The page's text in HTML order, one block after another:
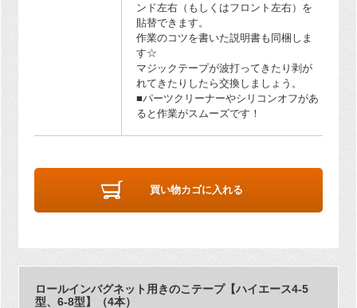
ンド左右（もしくはフロント左右）を
貼替できます。
作業のコツを書いた説明書も同梱しま
す☆
マジックテープが波打ってきたり剥が
れてきたりしたら交換しましょう。
■パーツクリーナーやシリコンオフがあ
ると作業がスムーズです！
買い物カゴに入れる
ロールインバグネット用きのこテープ【ハイエース4-5
型、6-8型】（4本）